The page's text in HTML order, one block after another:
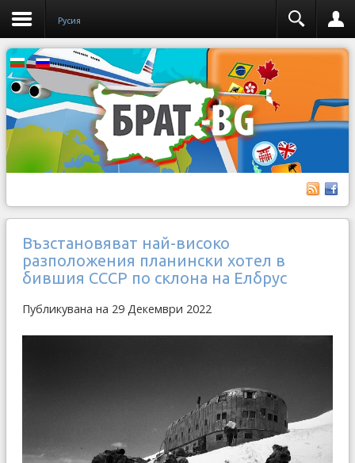
Русия
Възстановяват най-високо
разположения планински хотел в
бившия СССР по склона на Елбрус
Публикувана на 29 Декември 2022